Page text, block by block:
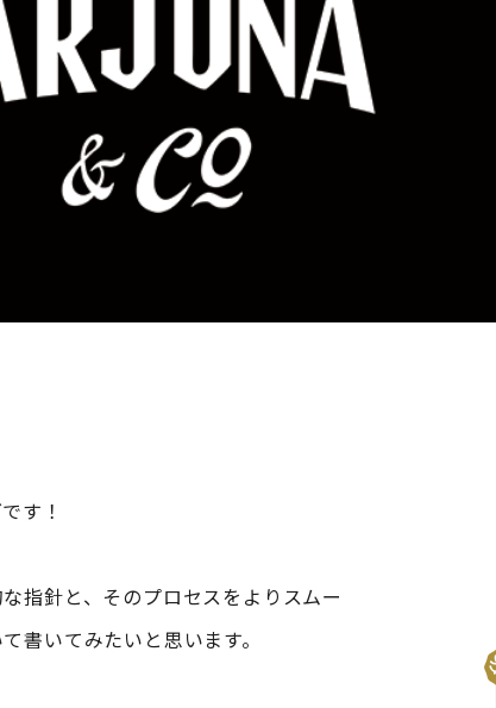
す！
指針と、そのプロセスをよりスムー
書いてみたいと思います。